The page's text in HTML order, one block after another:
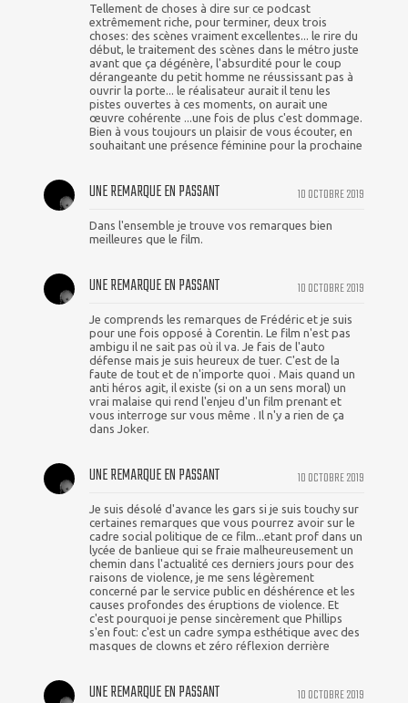
Tellement de choses à dire sur ce podcast
extrêmement riche, pour terminer, deux trois
choses: des scènes vraiment excellentes... le rire du
début, le traitement des scènes dans le métro juste
avant que ça dégénère, l'absurdité pour le coup
dérangeante du petit homme ne réussissant pas à
ouvrir la porte... le réalisateur aurait il tenu les
pistes ouvertes à ces moments, on aurait une
œuvre cohérente ...une fois de plus c'est dommage.
Bien à vous toujours un plaisir de vous écouter, en
souhaitant une présence féminine pour la prochaine
10 OCTOBRE 2019
UNE REMARQUE EN PASSANT
Dans l'ensemble je trouve vos remarques bien
meilleures que le film.
10 OCTOBRE 2019
UNE REMARQUE EN PASSANT
Je comprends les remarques de Frédéric et je suis
pour une fois opposé à Corentin. Le film n'est pas
ambigu il ne sait pas où il va. Je fais de l'auto
défense mais je suis heureux de tuer. C'est de la
faute de tout et de n'importe quoi . Mais quand un
anti héros agit, il existe (si on a un sens moral) un
vrai malaise qui rend l'enjeu d'un film prenant et
vous interroge sur vous même . Il n'y a rien de ça
dans Joker.
10 OCTOBRE 2019
UNE REMARQUE EN PASSANT
Je suis désolé d'avance les gars si je suis touchy sur
certaines remarques que vous pourrez avoir sur le
cadre social politique de ce film...etant prof dans un
lycée de banlieue qui se fraie malheureusement un
chemin dans l'actualité ces derniers jours pour des
raisons de violence, je me sens légèrement
concerné par le service public en déshérence et les
causes profondes des éruptions de violence. Et
c'est pourquoi je pense sincèrement que Phillips
s'en fout: c'est un cadre sympa esthétique avec des
masques de clowns et zéro réflexion derrière
10 OCTOBRE 2019
UNE REMARQUE EN PASSANT